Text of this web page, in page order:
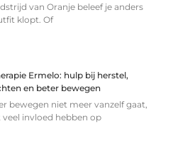
van Oranje beleef je anders
klopt. Of
Ermelo: hulp bij herstel,
en beter bewegen
bewegen niet meer vanzelf gaat,
veel invloed hebben op